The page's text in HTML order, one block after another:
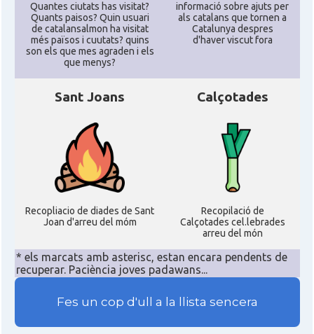
Quantes ciutats has visitat?
Quants paisos? Quin usuari
de catalansalmon ha visitat
més països i cuutats? quins
son els que mes agraden i els
que menys?
informació sobre ajuts per
als catalans que tornen a
Catalunya despres
d'haver viscut fora
Sant Joans
Recopliacio de diades de Sant
Joan d'arreu del móm
Calçotades
Recopilació de
Calçotades cel.lebrades
arreu del món
* els marcats amb asterisc, estan encara pendents de
recuperar. Paciència joves padawans...
Fes un cop d'ull a la llista sencera